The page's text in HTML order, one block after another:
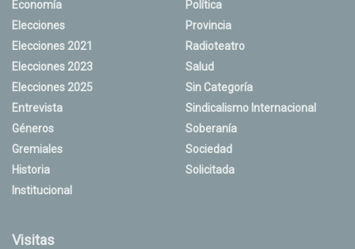
Economía
Elecciones
Elecciones 2021
Elecciones 2023
Elecciones 2025
Entrevista
Géneros
Gremiales
Historia
Institucional
Política
Provincia
Radioteatro
Salud
Sin Categoría
Sindicalismo Internacional
Soberanía
Sociedad
Solicitada
Visitas